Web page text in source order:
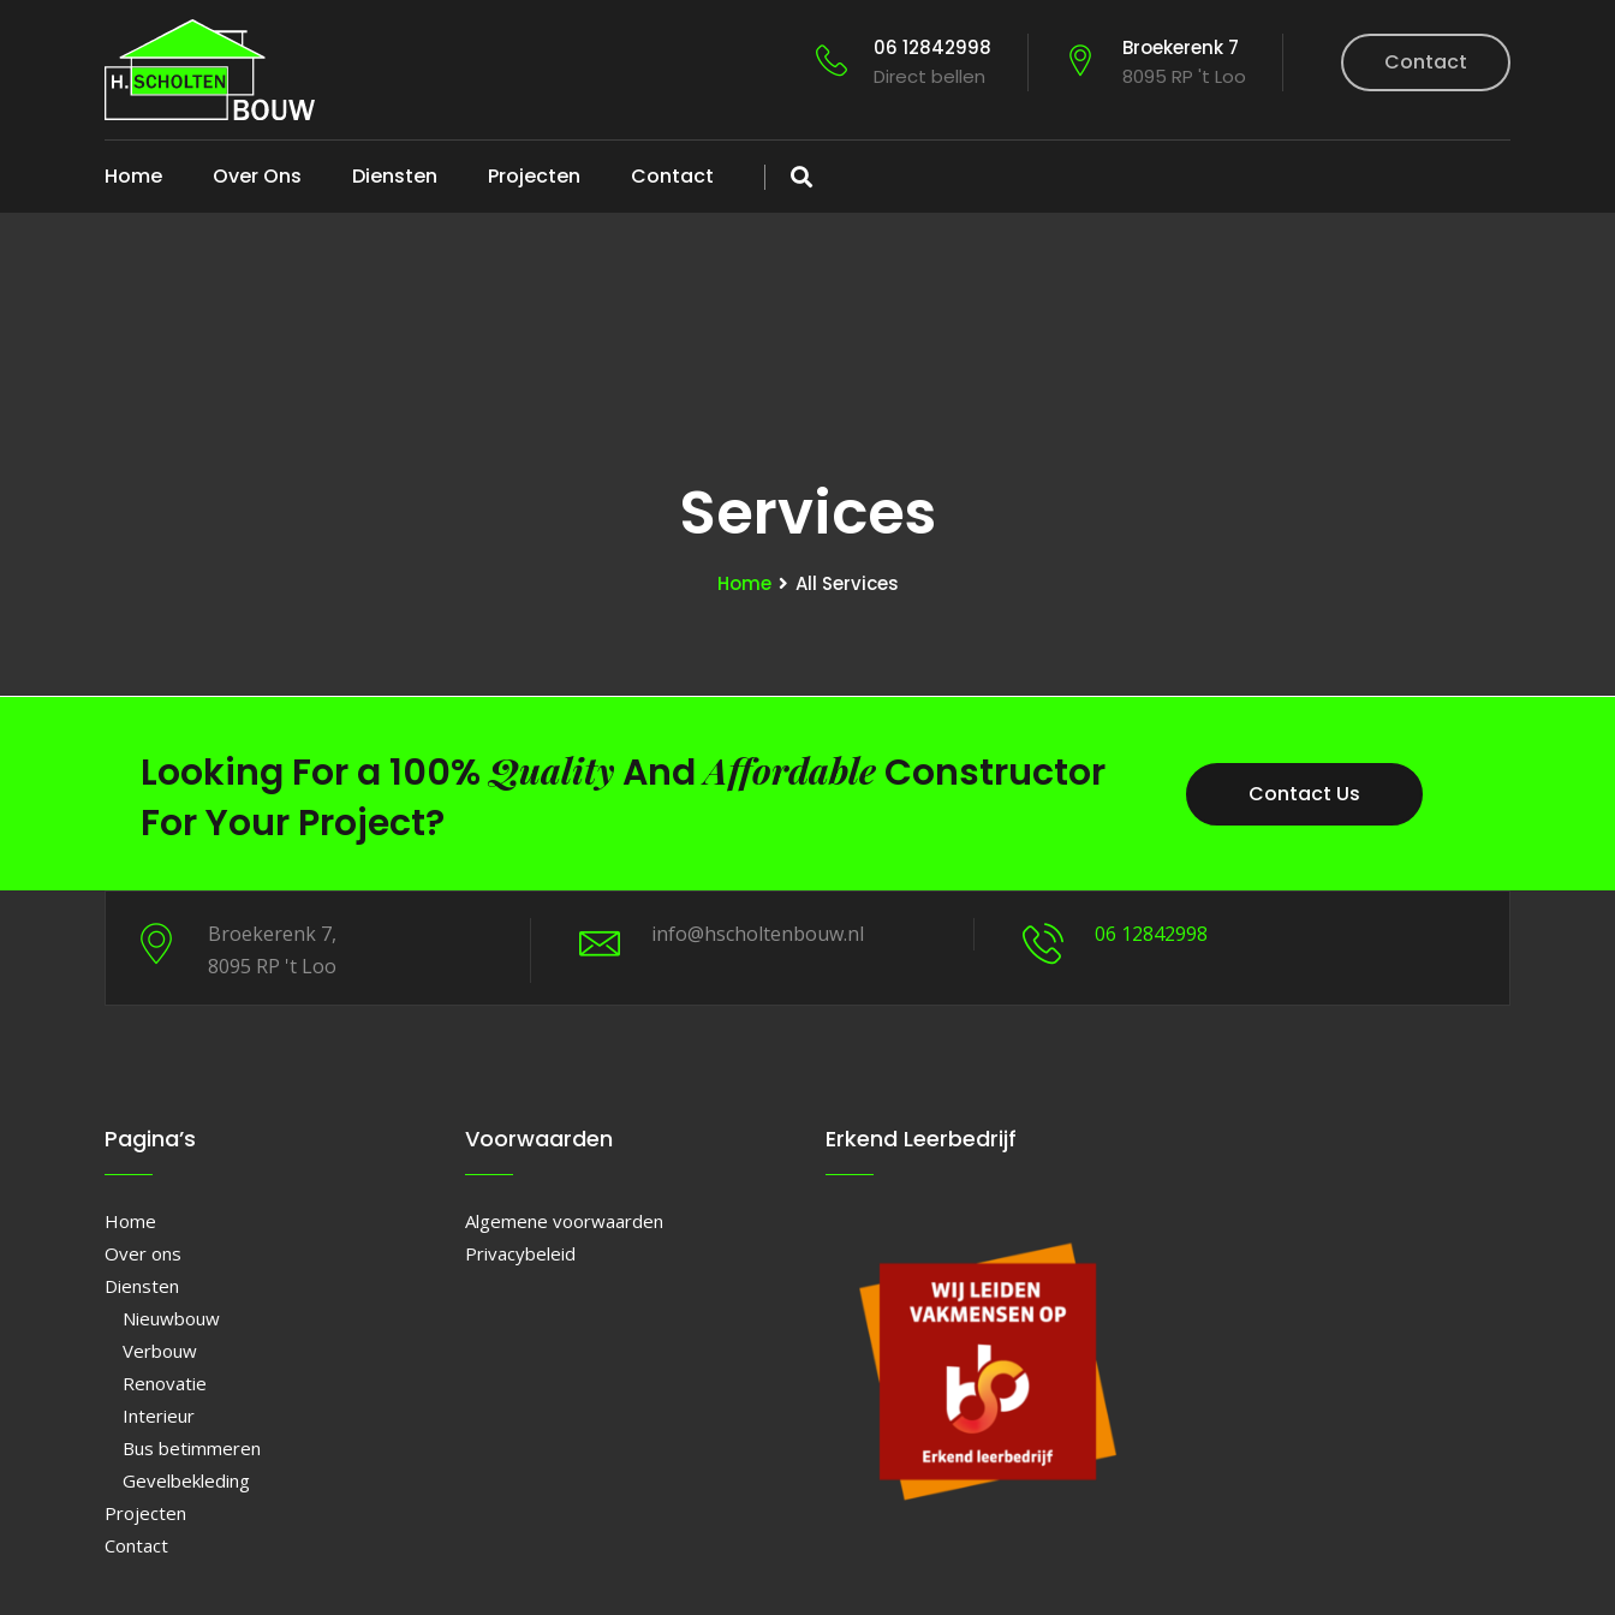
06 12842998
Direct bellen
Broekerenk 7
8095 RP 't Loo
Contact
Home Over Ons Diensten Projecten Contact
Services
Home All Services
Looking For a 100%Quality AndAffordable Constructor
For Your Project?
Contact Us
Broekerenk 7,
8095 RP 't Loo
info@hscholtenbouw.nl 06 12842998
Pagina’s
Home
Over ons
Diensten
Nieuwbouw
Verbouw
Renovatie
Interieur
Bus betimmeren
Gevelbekleding
Projecten
Contact
Voorwaarden
Algemene voorwaarden
Privacybeleid
Erkend Leerbedrijf